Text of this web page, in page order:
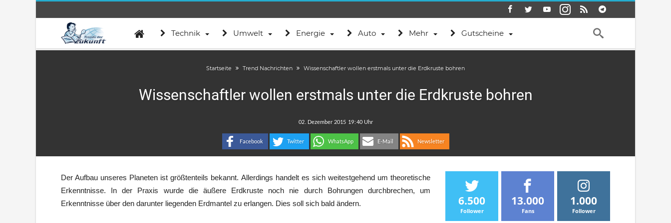
Technik Umwelt Energie Auto Mehr Gutscheine
Startseite Trend Nachrichten Wissenschaftler wollen erstmals unter die Erdkruste bohren
Wissenschaftler wollen erstmals unter die Erdkruste bohren
:
Facebook Twitter WhatsApp E-Mail Newsletter
Der Aufbau unseres Planeten ist größtenteils bekannt. Allerdings handelt es sich weitestgehend um theoretische
Erkenntnisse. In der Praxis wurde die äußere Erdkruste noch nie durch Bohrungen durchbrechen, um
Erkenntnisse über den darunter liegenden Erdmantel zu erlangen. Dies soll sich bald ändern.
6.500
Follower
13.000
Fans
1.000
Follower